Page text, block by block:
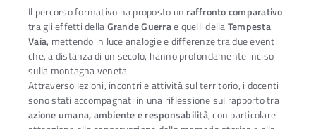
Il percorso formativo ha proposto un raffronto comparativo
tra gli effetti dellaGrande Guerrae quelli dellaTempesta
Vaia, mettendo in luce analogie e differenze tra due eventi
che, a distanza di un secolo, hanno profondamente inciso
sulla montagna veneta.
Attraverso lezioni, incontri e attività sul territorio, i docenti
sono stati accompagnati in una riflessione sul rapporto tra
azione umana, ambiente e responsabilità, con particolare